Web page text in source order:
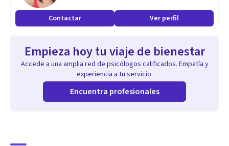
Institute of New York”. En la actualidad estoy cursando el
curso superior de Terapia Gestalt para obtener el título de
Contactar Ver perfil
Empieza hoy tu viaje de bienestar
Accede a una amplia red de psicólogos calificados. Empatía y
experiencia a tu servicio.
Encuentra profesionales